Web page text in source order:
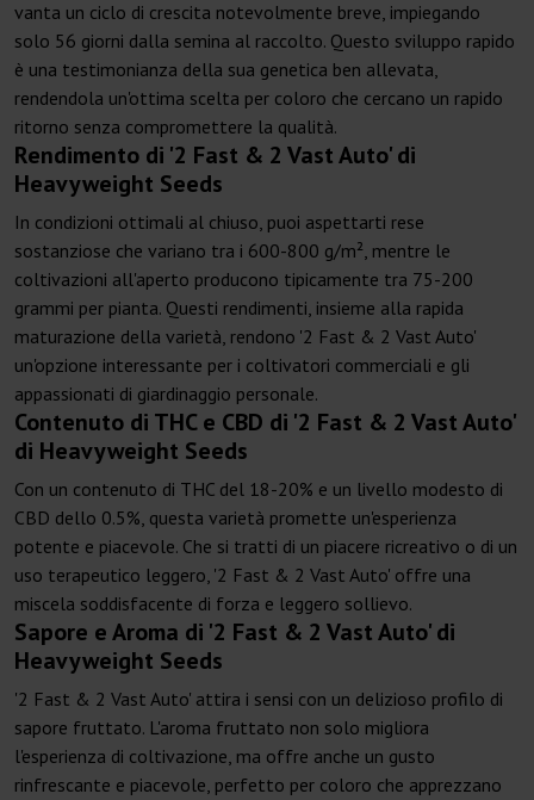
vanta un ciclo di crescita notevolmente breve, impiegando
solo 56 giorni dalla semina al raccolto. Questo sviluppo rapido
è una testimonianza della sua genetica ben allevata,
rendendola un'ottima scelta per coloro che cercano un rapido
ritorno senza compromettere la qualità.
Rendimento di '2 Fast & 2 Vast Auto' di
Heavyweight Seeds
In condizioni ottimali al chiuso, puoi aspettarti rese
sostanziose che variano tra i 600-800 g/m², mentre le
coltivazioni all'aperto producono tipicamente tra 75-200
grammi per pianta. Questi rendimenti, insieme alla rapida
maturazione della varietà, rendono '2 Fast & 2 Vast Auto'
un'opzione interessante per i coltivatori commerciali e gli
appassionati di giardinaggio personale.
Contenuto di THC e CBD di '2 Fast & 2 Vast Auto'
di Heavyweight Seeds
Con un contenuto di THC del 18-20% e un livello modesto di
CBD dello 0.5%, questa varietà promette un'esperienza
potente e piacevole. Che si tratti di un piacere ricreativo o di un
uso terapeutico leggero, '2 Fast & 2 Vast Auto' offre una
miscela soddisfacente di forza e leggero sollievo.
Sapore e Aroma di '2 Fast & 2 Vast Auto' di
Heavyweight Seeds
'2 Fast & 2 Vast Auto' attira i sensi con un delizioso profilo di
sapore fruttato. L'aroma fruttato non solo migliora
l'esperienza di coltivazione, ma offre anche un gusto
rinfrescante e piacevole, perfetto per coloro che apprezzano